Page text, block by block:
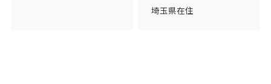
埼玉県在住